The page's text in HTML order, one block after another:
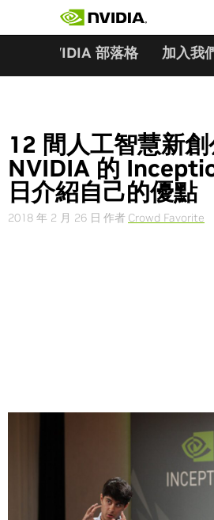
NVIDIA 部落格 加入我
12 間人工智慧新
NVIDIA 的
日介紹自己的優點
2018 年 2 月 26 日 作者 Crowd Favorite